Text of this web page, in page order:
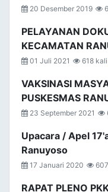
20 Desember 2019
PELAYANAN
KECAMATAN
01 Juli 2021 618 kali
VAKSINASI
PUSKESMAS
23 September 2021
Upacara / Apel
Ranuyoso
17 Januari 2020
RAPAT PLENO